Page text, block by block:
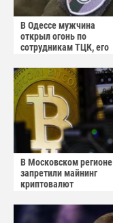
В Одессе мужчина
открыл огонь по
сотрудникам ТЦК, его
В Московском регионе
запретили майнинг
криптовалют